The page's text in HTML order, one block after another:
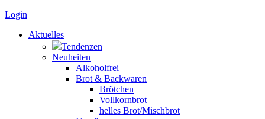
Login
Aktuelles
Tendenzen
Neuheiten
Alkoholfrei
Brot & Backwaren
Brötchen
Vollkornbrot
helles Brot/Mischbrot